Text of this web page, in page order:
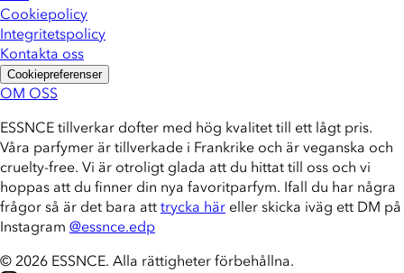
Cookiepolicy
Integritetspolicy
Kontakta oss
Cookiepreferenser
OM OSS
ESSNCE tillverkar dofter med hög kvalitet till ett lågt pris.
Våra parfymer är tillverkade i Frankrike och är veganska och
cruelty-free. Vi är otroligt glada att du hittat till oss och vi
hoppas att du finner din nya favoritparfym. Ifall du har några
frågor så är det bara atttrycka här eller skicka iväg ett DM på
Instagram @essnce.edp
© 2026 ESSNCE. Alla rättigheter förbehållna.